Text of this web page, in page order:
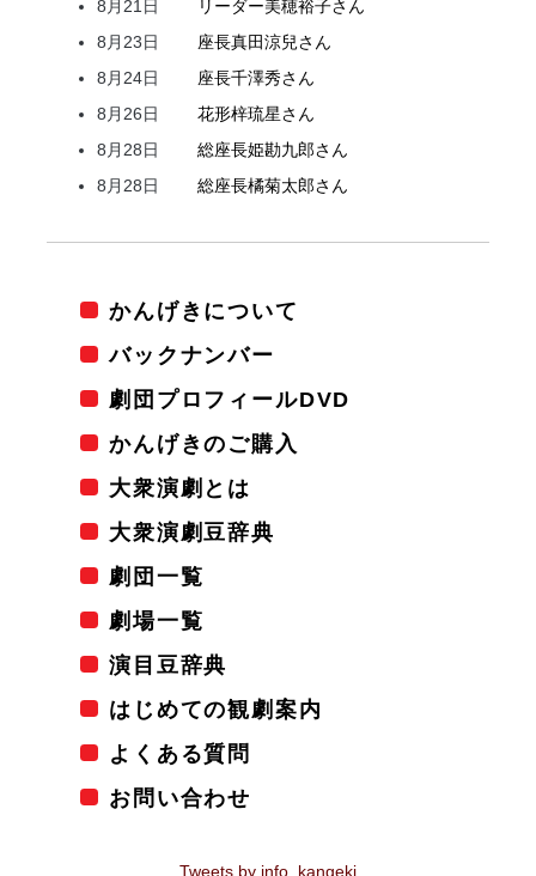
8月21日
リーダー美穂裕子さん
8月23日
座長真田涼兒さん
8月24日
座長千澤秀さん
8月26日
花形梓琉星さん
8月28日
総座長姫勘九郎さん
8月28日
総座長橘菊太郎さん
かんげきについて
バックナンバー
劇団プロフィールDVD
かんげきのご購入
大衆演劇とは
大衆演劇豆辞典
劇団一覧
劇場一覧
演目豆辞典
はじめての観劇案内
よくある質問
お問い合わせ
Tweets by info_kangeki